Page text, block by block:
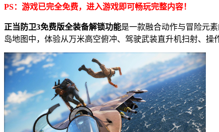
PS：游戏已完全免费，进入游戏即可畅玩完整内容！
正当防卫3免费版全装备解锁功能是一款融合动作与冒险元
岛地图中，体验从万米高空俯冲、驾驶武装直升机扫射、操